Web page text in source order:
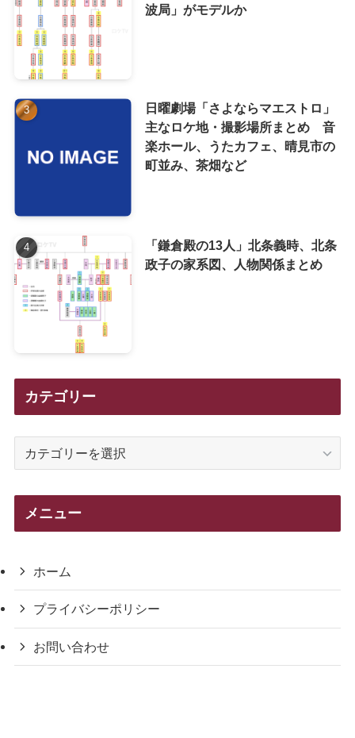
波局」がモデルか
日曜劇場「さよならマエストロ」
主なロケ地・撮影場所まとめ 音
楽ホール、うたカフェ、晴見市の
町並み、茶畑など
「鎌倉殿の13人」北条義時、北条
政子の家系図、人物関係まとめ
カテゴリー
メニュー
ホーム
プライバシーポリシー
お問い合わせ